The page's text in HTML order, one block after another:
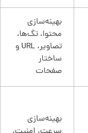
بهینه‌سازی
محتوا، تگ‌ها،
تصاویر، URL و
ساختار
صفحات
بهینه‌سازی